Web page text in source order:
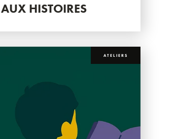
HISTOIRES
ATELIERS